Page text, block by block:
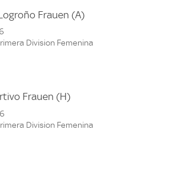
Frauen (A)
Division Femenina
Frauen (H)
Division Femenina